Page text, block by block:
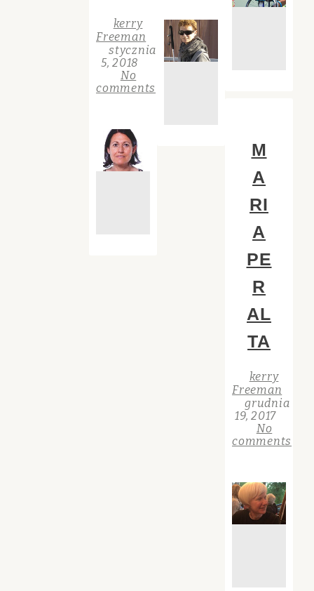
kerry
Freeman
stycznia
5, 2018
No
comments
M
A
RI
A
PE
R
AL
TA
kerry
Freeman
grudnia
19, 2017
No
comments